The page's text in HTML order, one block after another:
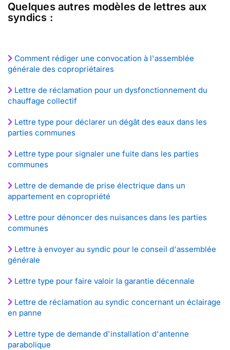
Quelques autres modèles de lettres aux
syndics :
Comment rédiger une convocation à l'assemblée
générale des copropriétaires
Lettre de réclamation pour un dysfonctionnement du
chauffage collectif
Lettre type pour déclarer un dégât des eaux dans les
parties communes
Lettre type pour signaler une fuite dans les parties
communes
Lettre de demande de prise électrique dans un
appartement en copropriété
Lettre pour dénoncer des nuisances dans les parties
communes
Lettre à envoyer au syndic pour le conseil d'assemblée
générale
Lettre type pour faire valoir la garantie décennale
Lettre de réclamation au syndic concernant un éclairage
en panne
Lettre type de demande d'installation d'antenne
parabolique